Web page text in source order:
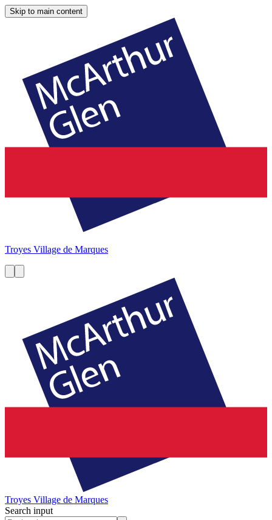
Skip to main content
Troyes Village de Marques
Troyes Village de Marques
Search input